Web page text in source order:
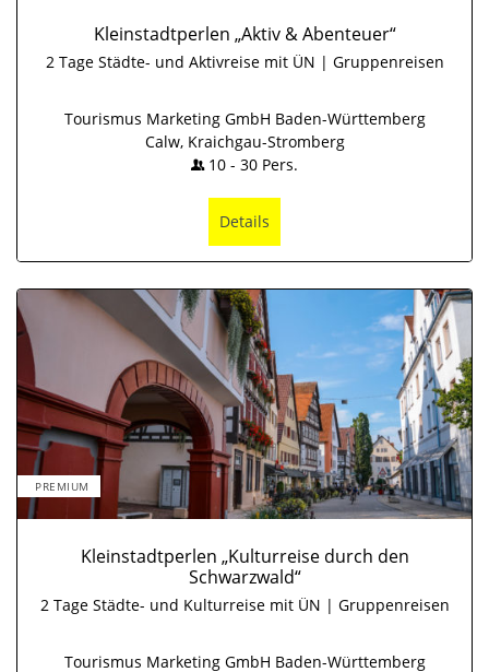
Kleinstadtperlen „Aktiv & Abenteuer“
2 Tage Städte- und Aktivreise mit ÜN | Gruppenreisen
Tourismus Marketing GmbH Baden-Württemberg
Calw, Kraichgau-Stromberg
10 - 30 Pers.
Details
PREMIUM
Kleinstadtperlen „Kulturreise durch den
Schwarzwald“
2 Tage Städte- und Kulturreise mit ÜN | Gruppenreisen
Tourismus Marketing GmbH Baden-Württemberg